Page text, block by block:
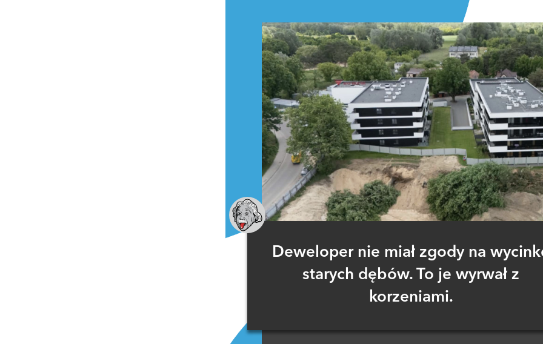
Deweloper nie miał zgody na
starych dębów. To je wyrwał z
korzeniami.